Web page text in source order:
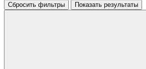
Сбросить фильтры
Показать результаты